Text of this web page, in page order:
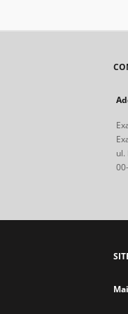
ul.